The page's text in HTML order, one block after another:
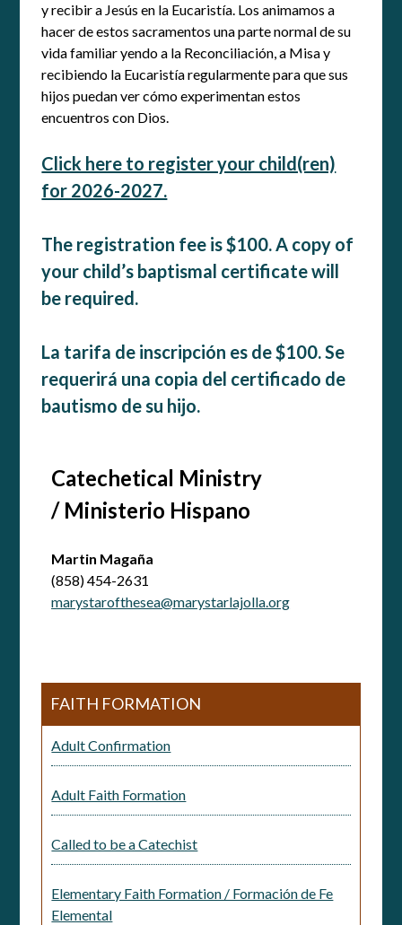
y recibir a Jesús en la Eucaristía. Los animamos a
hacer de estos sacramentos una parte normal de su
vida familiar yendo a la Reconciliación, a Misa y
recibiendo la Eucaristía regularmente para que sus
hijos puedan ver cómo experimentan estos
encuentros con Dios.
Click here to register your child(ren)
for 2026-2027.
The registration fee is $100. A copy of
your child’s baptismal certificate will
be required.
La tarifa de inscripción es de $100. Se
requerirá una copia del certificado de
bautismo de su hijo.
Catechetical Ministry
/ Ministerio Hispano
Martin Magaña
(858) 454-2631
marystarofthesea@marystarlajolla.org
FAITH FORMATION
Adult Confirmation
Adult Faith Formation
Called to be a Catechist
Elementary Faith Formation / Formación de Fe
Elemental